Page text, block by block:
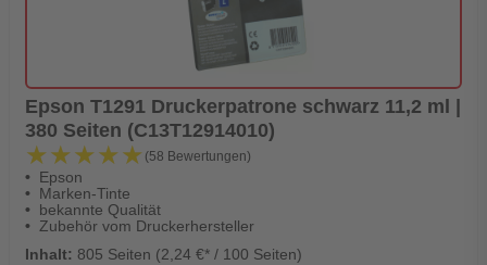
Epson T1291 Druckerpatrone schwarz 11,2 ml |
380 Seiten (C13T12914010)
★★★★★
★★★★★ (58 Bewertungen)
Epson
Marken-Tinte
bekannte Qualität
Zubehör vom Druckerhersteller
Inhalt: 805 Seiten (2,24 €* / 100 Seiten)